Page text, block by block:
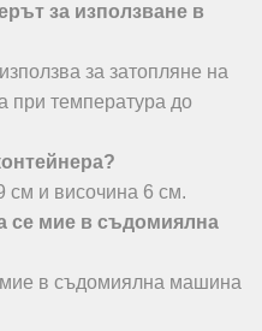
за използване в
за затопляне на
при температура до
см и височина 6 см.
се мие в съдомиялна
в съдомиялна машина